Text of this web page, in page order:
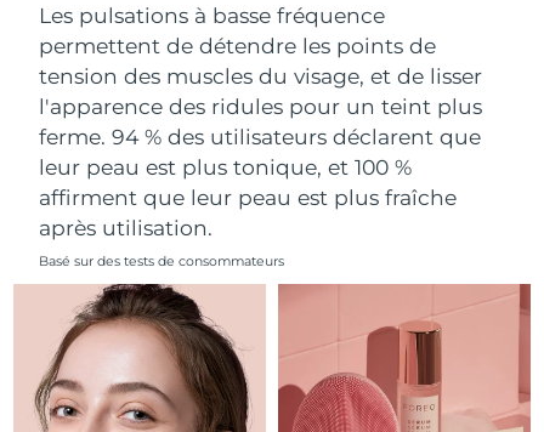
Les pulsations à basse fréquence
permettent de détendre les points de
tension des muscles du visage, et de lisser
l'apparence des ridules pour un teint plus
ferme. 94 % des utilisateurs déclarent que
leur peau est plus tonique, et 100 %
affirment que leur peau est plus fraîche
après utilisation.
Basé sur des tests de consommateurs
Portugal Livraison estimée
Porto Rico Livraison estimée8/13/26
Qatar Livraison estimée
La Réunion
Roumanie Livraison estimée8/11/26
Russie Livraison estimée
Arabie saoudite Livraison estimée